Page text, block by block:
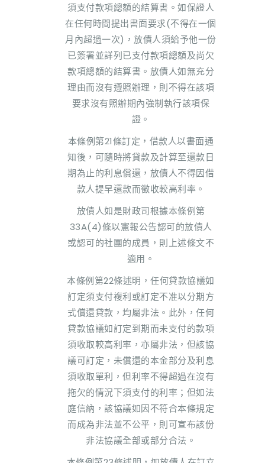
須支付款項總額的結算書。如保證人
在任何時間提出書面要求(不得在一個
月內超過一次)，放債人須給予他一份
已簽署並詳列已支付款項總額及尚欠
款項總額的結算書。放債人如無充分
理由而沒有遵照辦理，則不得在該項
要求沒有照辦期內強制執行該項保
證。
本條例第21條訂定，借款人以書面通
知後，可隨時將貸款及計算至還款日
期為止的利息償還，放債人不得因借
款人提早還款而徵收較高利率。
放債人如是財政司根據本條例第
33A(4)條以憲報公告認可的放債人
或認可的社團的成員，則上述條文不
適用。
本條例第22條述明，任何貸款協議如
訂定須支付複利或訂定不准以分期方
式償還貸款，均屬非法。此外，任何
貸款協議如訂定到期而未支付的款項
須收取較高利率，亦屬非法，但該協
議可訂定，未償還的本金部分及利息
須收取單利，但利率不得超過在沒有
拖欠的情況下須支付的利率；但如法
庭信納，該協議如因不符合本條規定
而成為非法並不公平，則可宣布該份
非法協議全部或部分合法。